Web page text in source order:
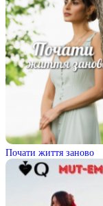
Почати життя заново